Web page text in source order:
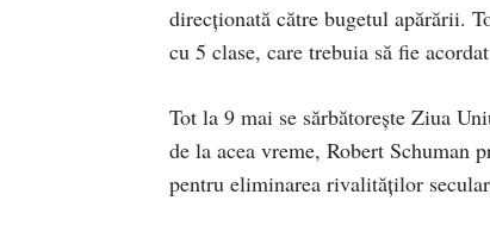
direcționată către bugetul apărării.
cu 5 clase, care trebuia să fie
Tot la 9 mai se sărbătorește Ziua
de la acea vreme, Robert Schuman
pentru eliminarea rivalităţilor